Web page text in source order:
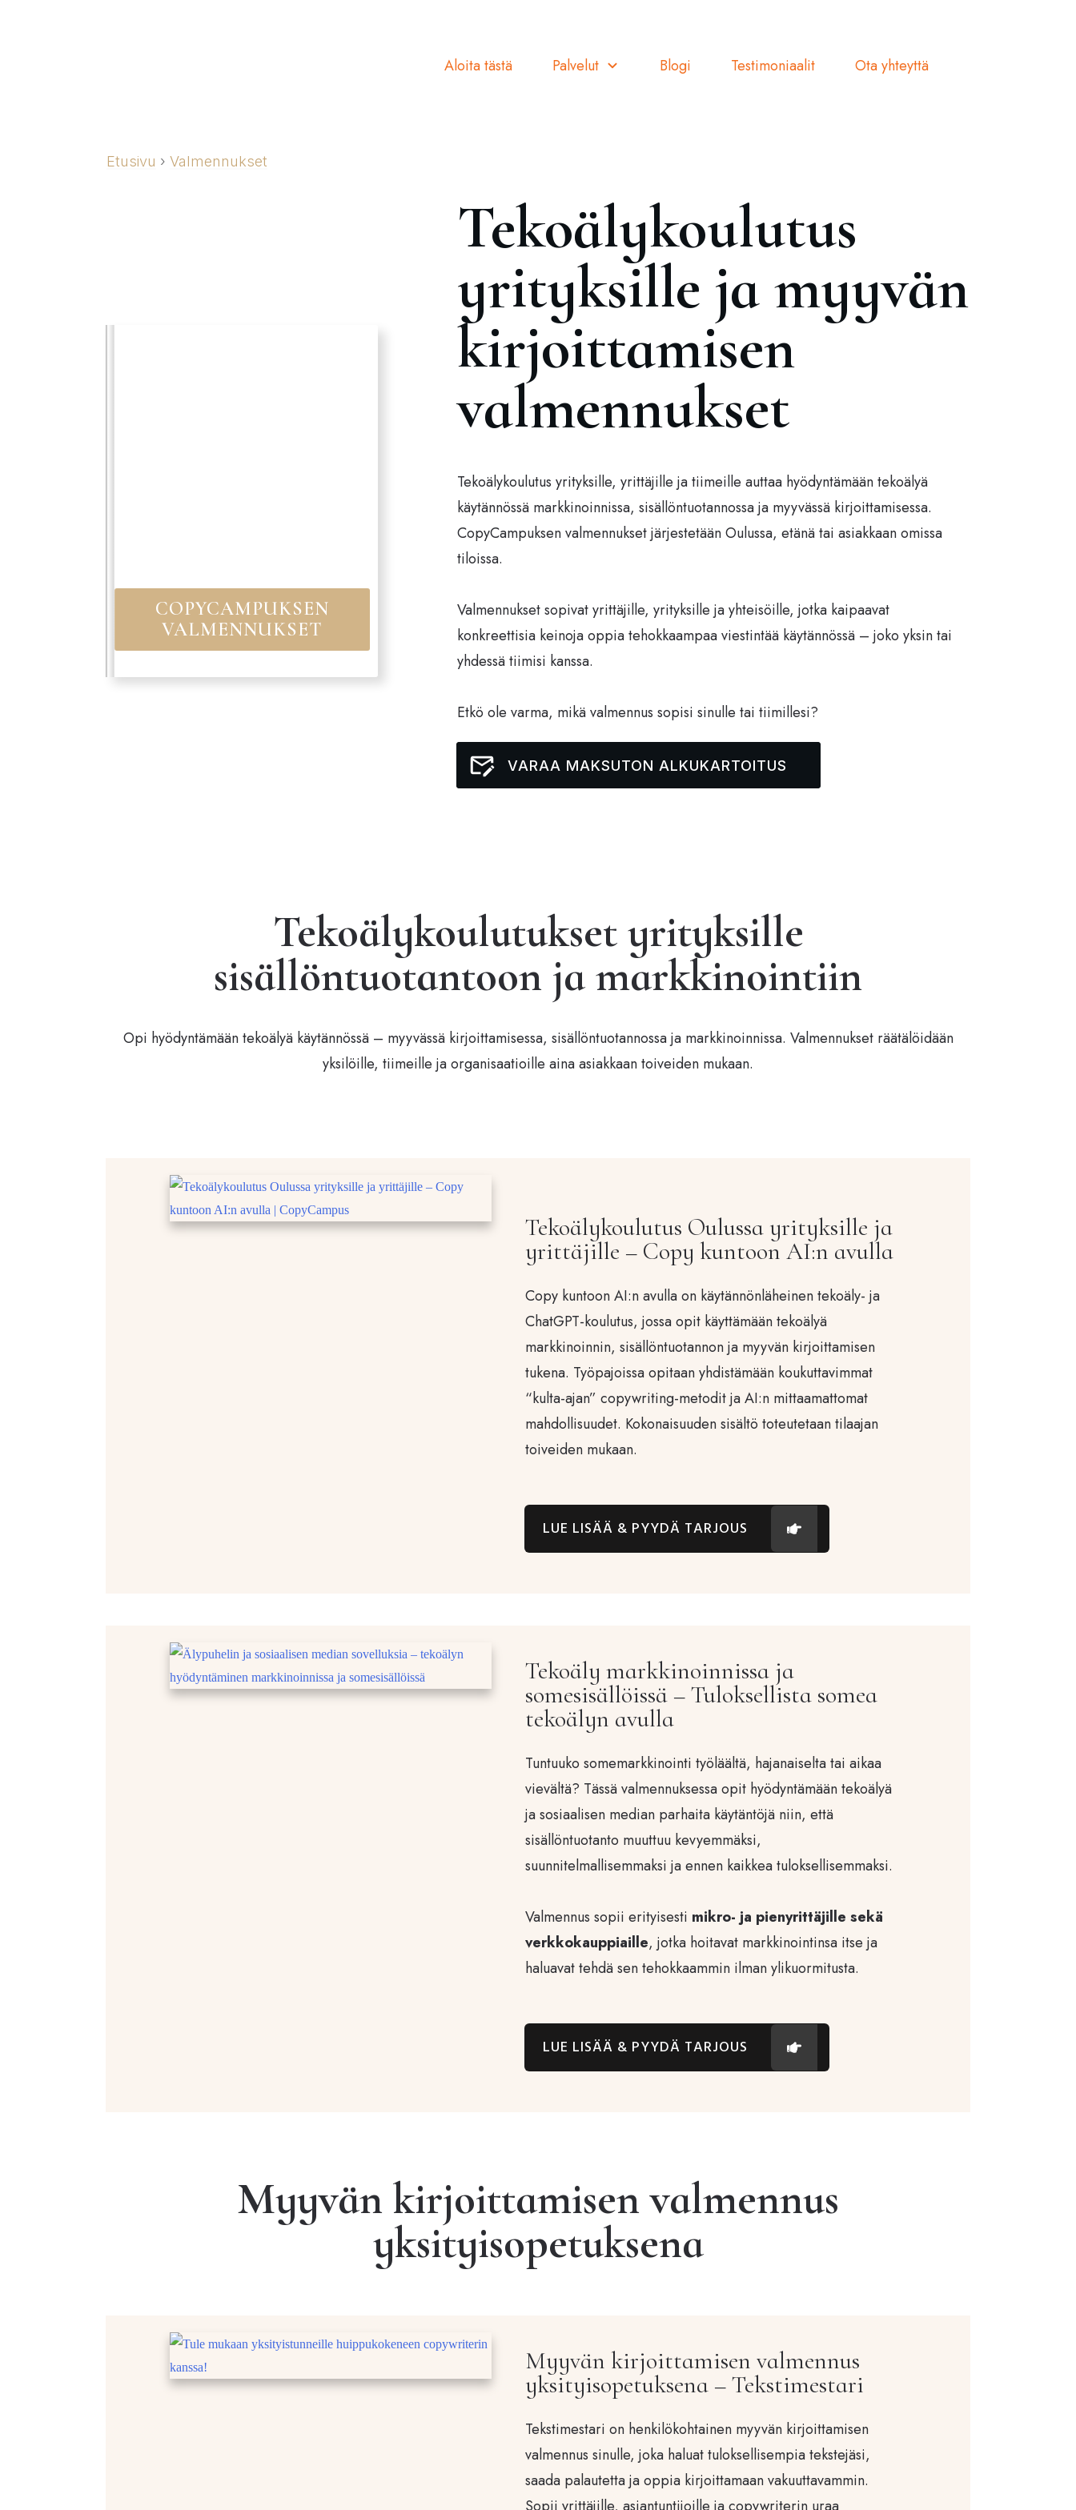
Aloita tästä Palvelut Blogi Testimoniaalit Ota yhteyttä
Etusivu › Valmennukset
COPYCAMPUKSEN
VALMENNUKSET
Tekoälykoulutus
yrityksille ja myyvän
kirjoittamisen
valmennukset
Tekoälykoulutus yrityksille, yrittäjille ja tiimeille auttaa hyödyntämään tekoälyä
käytännössä markkinoinnissa, sisällöntuotannossa ja myyvässä kirjoittamisessa.
CopyCampuksen valmennukset järjestetään Oulussa, etänä tai asiakkaan omissa
tiloissa.
Valmennukset sopivat yrittäjille, yrityksille ja yhteisöille, jotka kaipaavat
konkreettisia keinoja oppia tehokkaampaa viestintää käytännössä – joko yksin tai
yhdessä tiimisi kanssa.
Etkö ole varma, mikä valmennus sopisi sinulle tai tiimillesi?
VARAA MAKSUTON ALKUKARTOITUS
Tekoälykoulutukset yrityksille
sisällöntuotantoon ja markkinointiin
Opi hyödyntämään tekoälyä käytännössä – myyvässä kirjoittamisessa, sisällöntuotannossa ja markkinoinnissa. Valmennukset räätälöidään
yksilöille, tiimeille ja organisaatioille aina asiakkaan toiveiden mukaan.
Tekoälykoulutus Oulussa yrityksille ja
yrittäjille – Copy kuntoon AI:n avulla
Copy kuntoon AI:n avulla on käytännönläheinen tekoäly- ja
ChatGPT-koulutus, jossa opit käyttämään tekoälyä
markkinoinnin, sisällöntuotannon ja myyvän kirjoittamisen
tukena. Työpajoissa opitaan yhdistämään koukuttavimmat
“kulta-ajan” copywriting-metodit ja AI:n mittaamattomat
mahdollisuudet. Kokonaisuuden sisältö toteutetaan tilaajan
toiveiden mukaan.
LUE LISÄÄ & PYYDÄ TARJOUS
Tekoäly markkinoinnissa ja
somesisällöissä – Tuloksellista somea
tekoälyn avulla
Tuntuuko somemarkkinointi työläältä, hajanaiselta tai aikaa
vievältä? Tässä valmennuksessa opit hyödyntämään tekoälyä
ja sosiaalisen median parhaita käytäntöjä niin, että
sisällöntuotanto muuttuu kevyemmäksi,
suunnitelmallisemmaksi ja ennen kaikkea tuloksellisemmaksi.
Valmennus sopii erityisesti mikro- ja pienyrittäjille sekä
verkkokauppiaille, jotka hoitavat markkinointinsa itse ja
haluavat tehdä sen tehokkaammin ilman ylikuormitusta.
LUE LISÄÄ & PYYDÄ TARJOUS
Myyvän kirjoittamisen valmennus
yksityisopetuksena
Myyvän kirjoittamisen valmennus
yksityisopetuksena – Tekstimestari
Tekstimestari on henkilökohtainen myyvän kirjoittamisen
valmennus sinulle, joka haluat tuloksellisempia tekstejäsi,
saada palautetta ja oppia kirjoittamaan vakuuttavammin.